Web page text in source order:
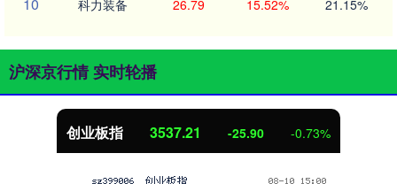
科力装备 26.79 15.52% 21.15%
沪深京行情 实时轮播
创业板指 3537.21 -25.90 -0.73%